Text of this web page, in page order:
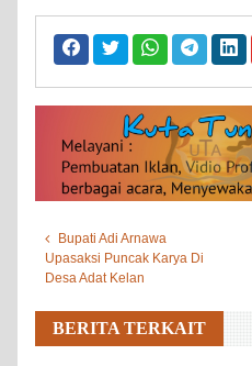
Bupati Adi Arnawa
Upasaksi Puncak Karya Di
Desa Adat Kelan
BERITA TERKAIT